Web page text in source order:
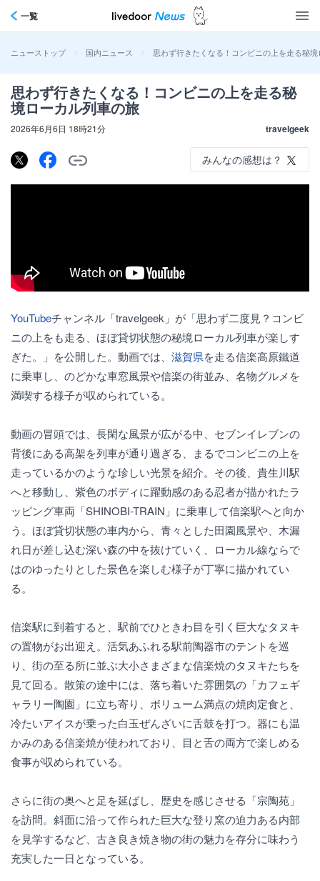
一覧
ニューストップ > 国内ニュース > 思わず行きたくなる！コンビニの上を走る秘
思わず行きたくなる！コンビニの上を走る秘
境ローカル列車の旅
2026年6月6日 18時21分 travelgeek
みんなの感想は？
YouTubeチャンネル「travelgeek」が「思わず二度見？コンビ
ニの上をも走る、ほぼ貸切状態の秘境ローカル列車が楽しす
ぎた。」を公開した。動画では、 滋賀県を走る信楽高原鐵道
に乗車し、のどかな車窓風景や信楽の街並み、名物グルメを
満喫する様子が収められている。
動画の冒頭では、長閑な風景が広がる中、セブンイレブンの
背後にある高架を列車が通り過ぎる、まるでコンビニの上を
走っているかのような珍しい光景を紹介。その後、貴生川駅
へと移動し、紫色のボディに躍動感のある忍者が描かれたラ
ッピング車両「SHINOBI-TRAIN」に乗車して信楽駅へと向か
う。ほぼ貸切状態の車内から、青々とした田園風景や、木漏
れ日が差し込む深い森の中を抜けていく、ローカル線ならで
はのゆったりとした景色を楽しむ様子が丁寧に描かれてい
る。
信楽駅に到着すると、駅前でひときわ目を引く巨大なタヌキ
の置物がお出迎え。活気あふれる駅前陶器市のテントを巡
り、街の至る所に並ぶ大小さまざまな信楽焼のタヌキたちを
見て回る。散策の途中には、落ち着いた雰囲気の「カフェギ
ャラリー陶園」に立ち寄り、ボリューム満点の焼肉定食と、
冷たいアイスが乗った白玉ぜんざいに舌鼓を打つ。器にも温
かみのある信楽焼が使われており、目と舌の両方で楽しめる
食事が収められている。
さらに街の奥へと足を延ばし、歴史を感じさせる「宗陶苑」
を訪問。斜面に沿って作られた巨大な登り窯の迫力ある内部
を見学するなど、古き良き焼き物の街の魅力を存分に味わう
充実した一日となっている。